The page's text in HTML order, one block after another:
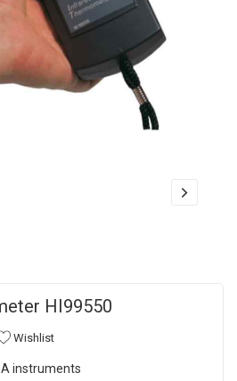
HI99550
Wishlist
instruments